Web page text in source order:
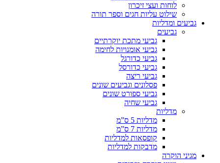
לוחות ועצי זיכרון
שילוט עליות חגים וספר תורה
גביעים ומדליות
גביעים
גביעי מתכת יוקרתיים
גביעי אומנויות לחימה
גביעי כדורגל
גביעי כדורסל
גביעי ריצה
פסלונים וגביעים שונים
גביעי ספורט שונים
גביעי שחיה
מדליות
מדליות 5 ס”מ
מדליות 7 ס”מ
קופסאות למדליות
מדבקות למדליות
מגיני הוקרה